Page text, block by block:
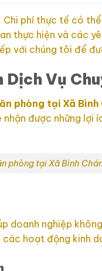
phí thực tế có
thực hiện và các
với chúng tôi để
Vụ
phòng tại Xã Bình
nhận được những lợi
phòng tại Xã Bình
doanh nghiệp
hoạt động kinh